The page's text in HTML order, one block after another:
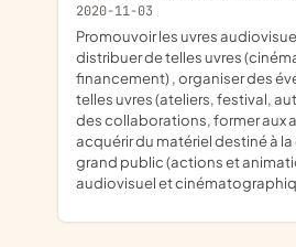
2020-11-03
promouvoir les uvres audiovisuelles, produire et
distribuer de telles uvres
financement) , organiser des
telles uvres (ateliers, festival,
des collaborations, former aux
acquérir du matériel destiné à
grand public (actions et
audiovisuel et